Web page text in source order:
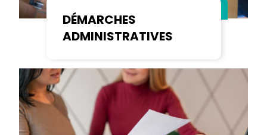
DÉMARCHES
ADMINISTRATIVES